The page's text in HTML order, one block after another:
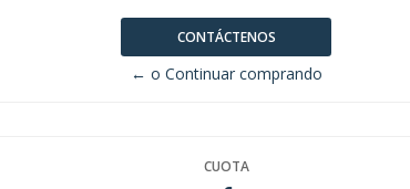
CONTÁCTENOS
← o Continuar comprando
CUOTA